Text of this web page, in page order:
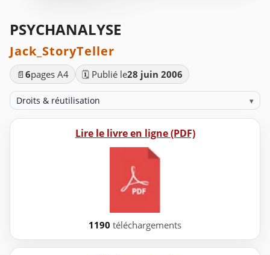
PSYCHANALYSE
Jack_StoryTeller
📄 6pages A4 🗓️ Publié le28 juin 2006
Droits & réutilisation ▾
Lire le livre en ligne (PDF)
1190 téléchargements